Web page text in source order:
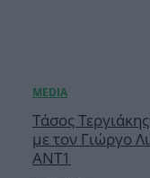
Τάσος
με τον Γιώργο
ΑΝΤ1